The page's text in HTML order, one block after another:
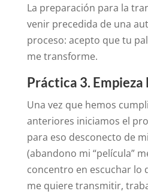
La preparación para la
venir precedida de una
proceso: acepto que tu
me transforme.
Práctica 3. Empieza
Una vez que hemos
anteriores iniciamos el
para eso desconecto de
(abandono mi “película”
concentro en escuchar lo
me quiere transmitir,